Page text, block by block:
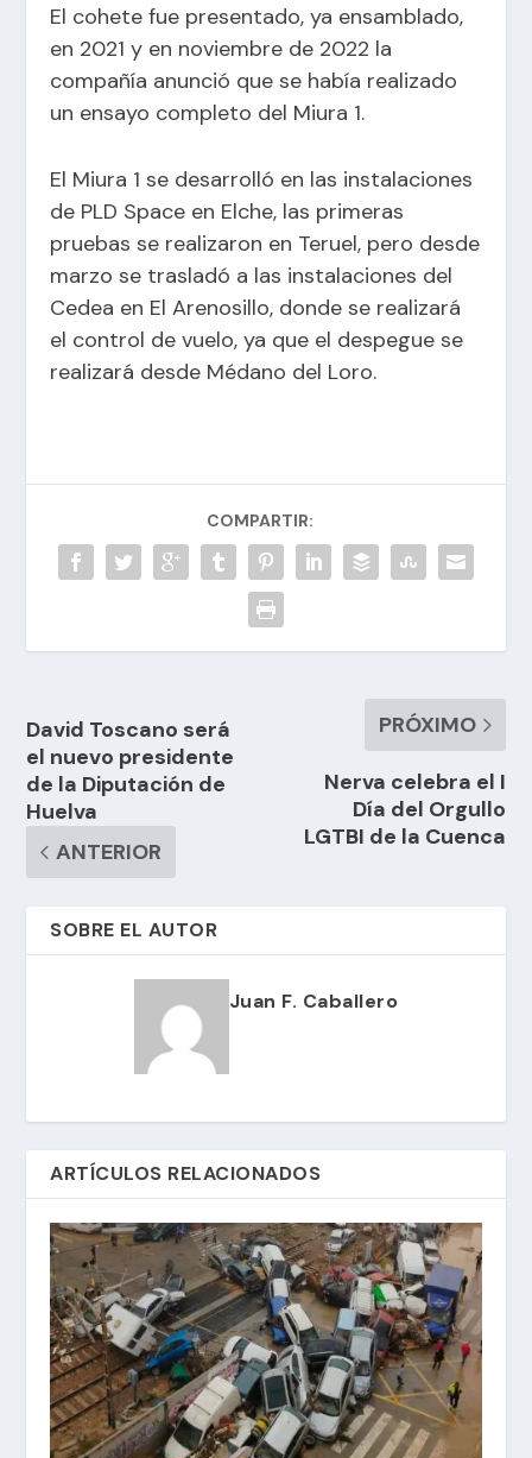
El cohete fue presentado, ya ensamblado,
en 2021 y en noviembre de 2022 la
compañía anunció que se había realizado
un ensayo completo del Miura 1.
El Miura 1 se desarrolló en las instalaciones
de PLD Space en Elche, las primeras
pruebas se realizaron en Teruel, pero desde
marzo se trasladó a las instalaciones del
Cedea en El Arenosillo, donde se realizará
el control de vuelo, ya que el despegue se
realizará desde Médano del Loro.
COMPARTIR:
David Toscano será
el nuevo presidente
de la Diputación de
Huelva
ANTERIOR
PRÓXIMO
Nerva celebra el I
Día del Orgullo
LGTBI de la Cuenca
SOBRE EL AUTOR
Juan F. Caballero
ARTÍCULOS RELACIONADOS